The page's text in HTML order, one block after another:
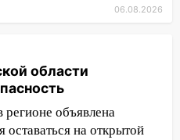
АЗС
области
районе утонул
06.08.2026
области
объявлена
оставаться на открытой